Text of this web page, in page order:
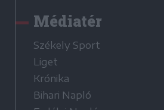
Médiatér
Székely Sport
Liget
Krónika
Bihari Napló